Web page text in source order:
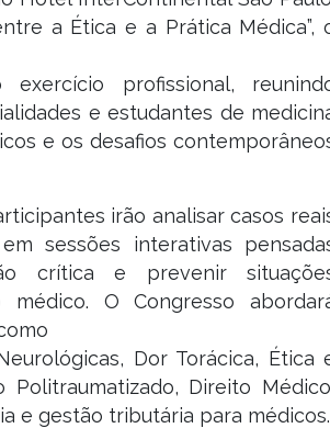
a Ética e a Prática Médica”,
profissional,
e estudantes de
e os desafios
irão analisar casos
sessões interativas
crítica e prevenir
O Congresso
Dor Torácica, Ética
Politraumatizado, Direito
e gestão tributária para médicos.